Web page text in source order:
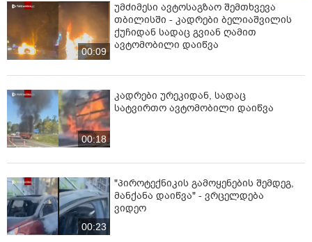
00:09
უმძიმესი ავტოსაგზაო შემთხვევა
თბილისში - კადრები ბელიაშვილის
ქუჩიდან სადაც გვიან ღამით
ავტომობილი დაიწვა
00:18
კადრები ურეკიდან, სადაც
სატვირთო ავტომობილი დაიწვა
00:23
"პიროტექნიკის გამოყენების შემდეგ,
მანქანა დაიწვა" - ვრცელდება
ვიდეო